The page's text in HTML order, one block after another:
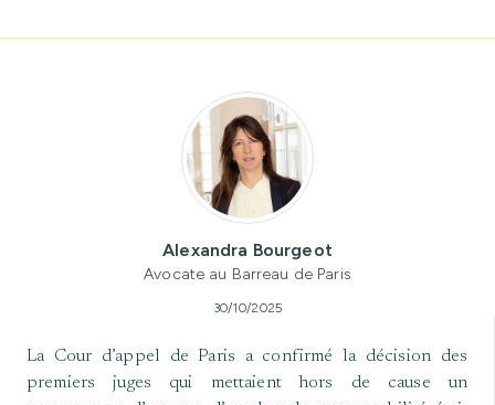
La Cour d’appel de Paris a confirmé la décision des
premiers juges qui mettaient hors de cause un
Alexandra Bourgeot
Avocate au Barreau de Paris
30/10/2025